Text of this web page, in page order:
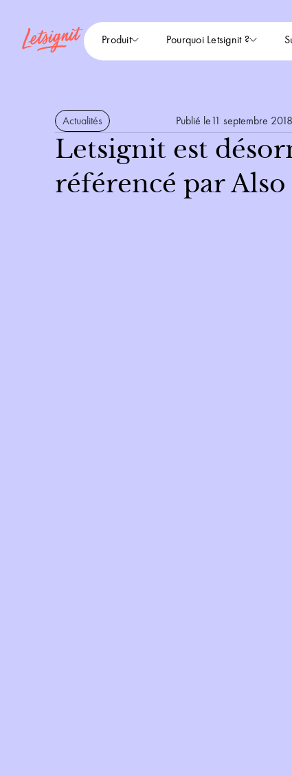
Produit Pourquoi Letsignit ?
Actualités Publié le11 septembre 2018
Letsignit est
référencé par Also